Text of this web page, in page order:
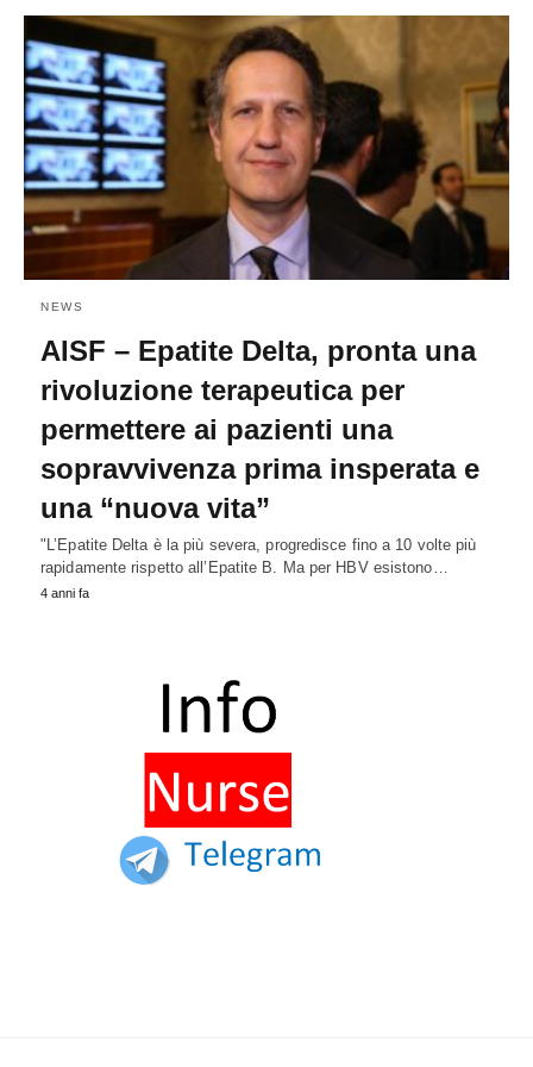
NEWS
AISF – Epatite Delta, pronta una
rivoluzione terapeutica per
permettere ai pazienti una
sopravvivenza prima insperata e
una “nuova vita”
"L’Epatite Delta è la più severa, progredisce fino a 10 volte più
rapidamente rispetto all’Epatite B. Ma per HBV esistono…
4 anni fa